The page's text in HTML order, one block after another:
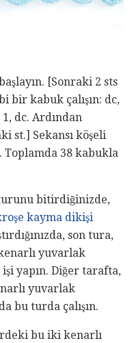
[Sonraki 2 sts
bir kabuk çalışın: dc,
1, dc. Ardından
st.] Sekansı köşeli
38 kabukla
bitirdiğinizde,
kayma dikişi
son tura,
yuvarlak
yapın. Diğer tarafta,
yuvarlak
bu turda çalışın.
bu iki kenarlı